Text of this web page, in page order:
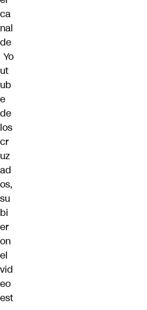
ca
nal
de
Yo
ut
ub
e
de
los
cr
uz
ad
os,
su
bi
er
on
el
vid
eo
est